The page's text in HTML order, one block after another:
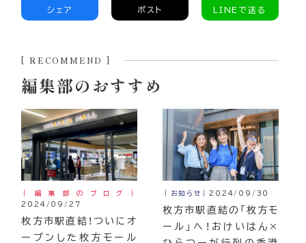
シェア ポスト LINEで送る
[ RECOMMEND ]
編集部のおすすめ
｜編集部のブログ｜
2024/09/27
枚方市駅直結！ついにオ
ープンした枚方モール
｜お知らせ｜2024/09/30
枚方市駅直結の「枚方モ
ール」へ！おけいはん×